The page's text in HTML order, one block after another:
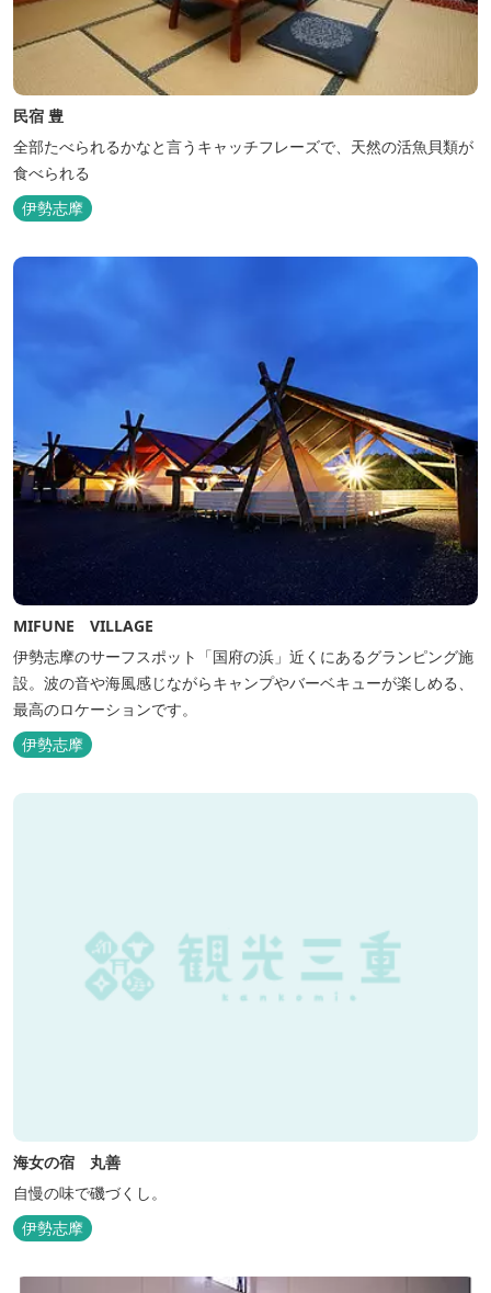
民宿 豊
全部たべられるかなと言うキャッチフレーズで、天然の活魚貝類が
食べられる
伊勢志摩
MIFUNE VILLAGE
伊勢志摩のサーフスポット「国府の浜」近くにあるグランピング施
設。波の音や海風感じながらキャンプやバーベキューが楽しめる、
最高のロケーションです。
伊勢志摩
海女の宿 丸善
自慢の味で磯づくし。
伊勢志摩